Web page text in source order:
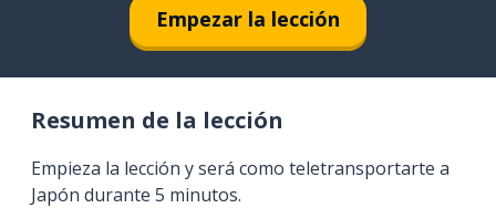
Empezar la lección
Resumen de la lección
Empieza la lección y será como teletransportarte a
Japón durante 5 minutos.